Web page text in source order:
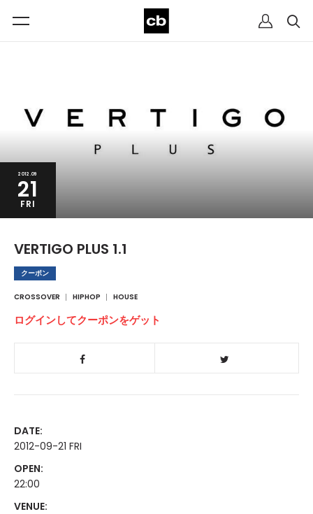
2012.09
21
FRI
VERTIGO PLUS 1.1
クーポン
CROSSOVER HIPHOP HOUSE
ログインしてクーポンをゲット
DATE:
2012-09-21 FRI
OPEN:
22:00
VENUE: